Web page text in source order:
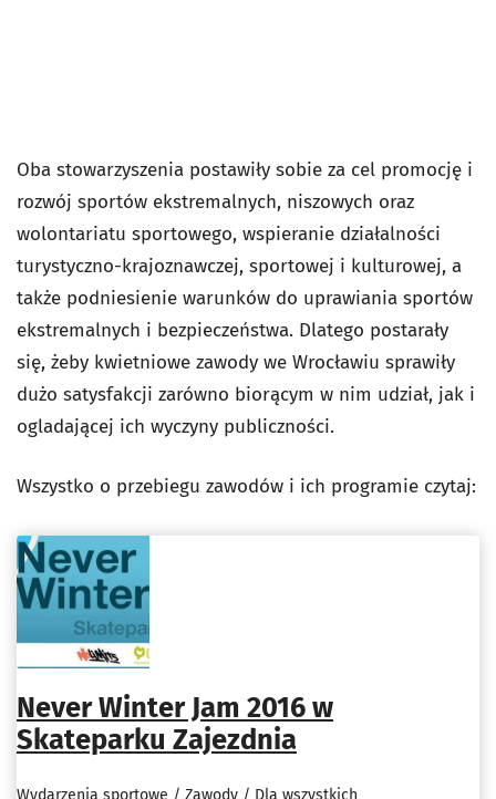
Oba stowarzyszenia postawiły sobie za cel promocję i
rozwój sportów ekstremalnych, niszowych oraz
wolontariatu sportowego, wspieranie działalności
turystyczno-krajoznawczej, sportowej i kulturowej, a
także podniesienie warunków do uprawiania sportów
ekstremalnych i bezpieczeństwa. Dlatego postarały
się, żeby kwietniowe zawody we Wrocławiu sprawiły
dużo satysfakcji zarówno biorącym w nim udział, jak i
ogladającej ich wyczyny publiczności.
Wszystko o przebiegu zawodów i ich programie czytaj:
Never Winter Jam 2016 w
Skateparku Zajezdnia